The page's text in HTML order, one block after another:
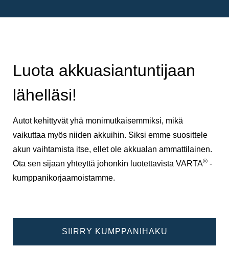
Luota akkuasiantuntijaan
lähelläsi!
Autot kehittyvät yhä monimutkaisemmiksi, mikä
vaikuttaa myös niiden akkuihin. Siksi emme suosittele
akun vaihtamista itse, ellet ole akkualan ammattilainen.
Ota sen sijaan yhteyttä johonkin luotettavista VARTA® -
kumppanikorjaamoistamme.
SIIRRY KUMPPANIHAKU